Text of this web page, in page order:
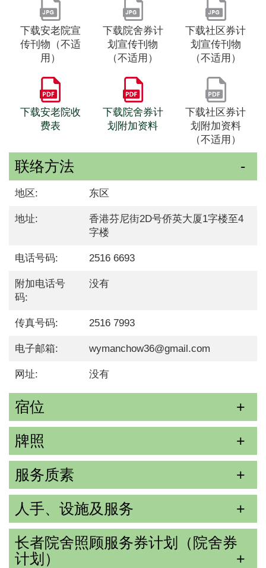
下载安老院宣
传刊物（不适
用）
下载院舍券计
划宣传刊物
（不适用）
下载社区券计
划宣传刊物
（不适用）
下载安老院收
费表
下载院舍券计
划附加资料
下载社区券计
划附加资料
（不适用）
联络方法
地区: 东区
地址:
香港芬尼街2D号侨英大厦1字楼至4
字楼
电话号码: 2516 6693
附加电话号
码:
没有
传真号码: 2516 7993
电子邮箱: wymanchow36@gmail.com
网址: 没有
宿位
牌照
服务质素
人手、设施及服务
长者院舍照顾服务券计划（院舍券
计划）